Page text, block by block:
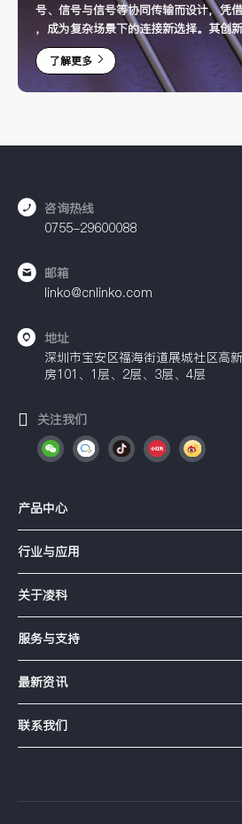
号、信号与信号等协同传输而设计，凭
，成为复杂场景下的连接新选择。其创
输，为工业自动化、新能源设备、智能
稳定与更省空间的紧凑连接解决方案。
了解更多
咨询热线
0755-29600088
邮箱
linko@cnlinko.com
地址
深圳市宝安区福海街道展城社区高
房101、1层、2层、3层、4层
关注我们
产品中心
行业与应用
关于凌科
服务与支持
最新资讯
联系我们